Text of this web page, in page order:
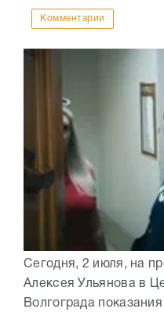
Комментарии
Сегодня, 2 июля, на
Алексея Ульянова в
Волгограда